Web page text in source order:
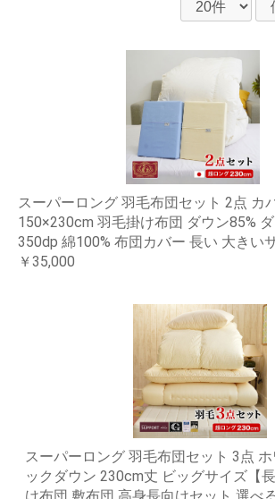
スーパーロング 羽毛布団セット 2点 カ
150×230cm 羽毛掛け布団 ダウン85%
350dp 綿100% 布団カバー 長い 大きい
￥35,000
スーパーロング 羽毛布団セット 3点
ックダウン 230cm丈 ビッグサイズ【